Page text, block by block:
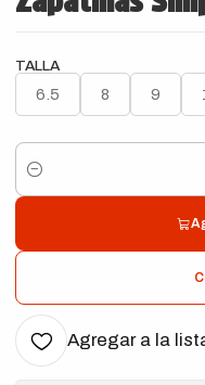
TALLA
6.5 8 9
Cantidad
Agregar a la